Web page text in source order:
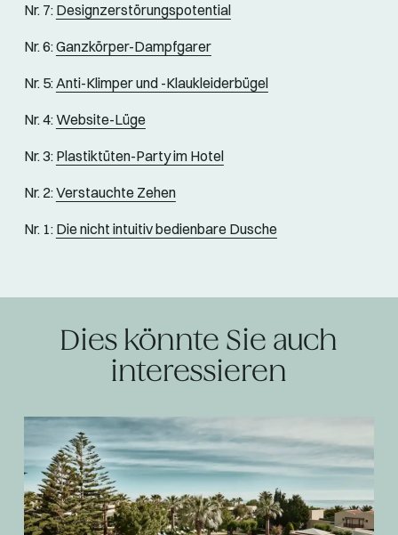
Nr. 7: Designzerstörungspotential
Nr. 6:Ganzkörper-Dampfgarer
Nr. 5:Anti-Klimper und -Klaukleiderbügel
Nr. 4:Website-Lüge
Nr. 3: Plastiktüten-Party im Hotel
Nr. 2:Verstauchte Zehen
Nr. 1: Die nicht intuitiv bedienbare Dusche
Dies könnte Sie auch
interessieren